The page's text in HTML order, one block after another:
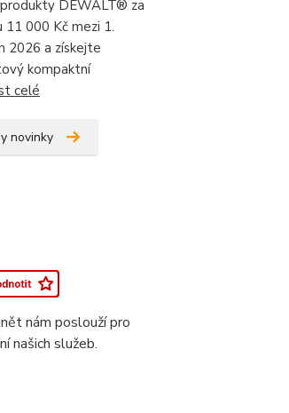
DEWALT® za
000 Kč mezi 1.
2026 a získejte
kompaktní
celé
novinky
nám poslouží pro
našich služeb.